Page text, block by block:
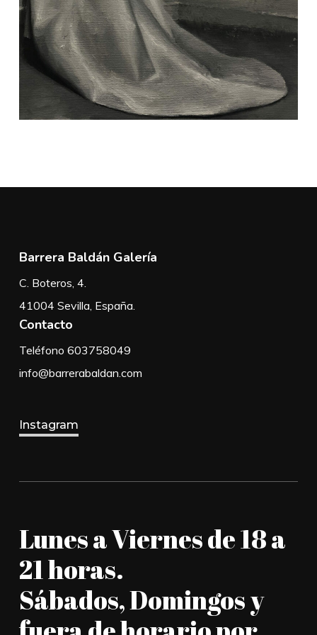
Barrera Baldán Galería
C. Boteros, 4.
41004 Sevilla, España.
Contacto
Teléfono 603758049
info@barrerabaldan.com
Instagram
Lunes a Viernes de 18 a
21 horas.
Sábados, Domingos y